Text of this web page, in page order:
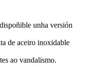
unha versión
de aceiro inoxidable
ao vandalismo.